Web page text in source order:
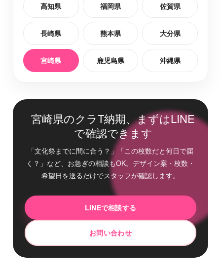
高知県 福岡県 佐賀県
長崎県 熊本県 大分県
宮崎県 鹿児島県 沖縄県
宮崎県のクラT納期、まずはLINE
で確認できます
「文化祭までに間に合う？」「この枚数だと何日で届
く？」など、お急ぎの相談もOK。デザイン案・枚数・
希望日を送るだけでスタッフが確認します。
LINEで相談する
お問い合わせ